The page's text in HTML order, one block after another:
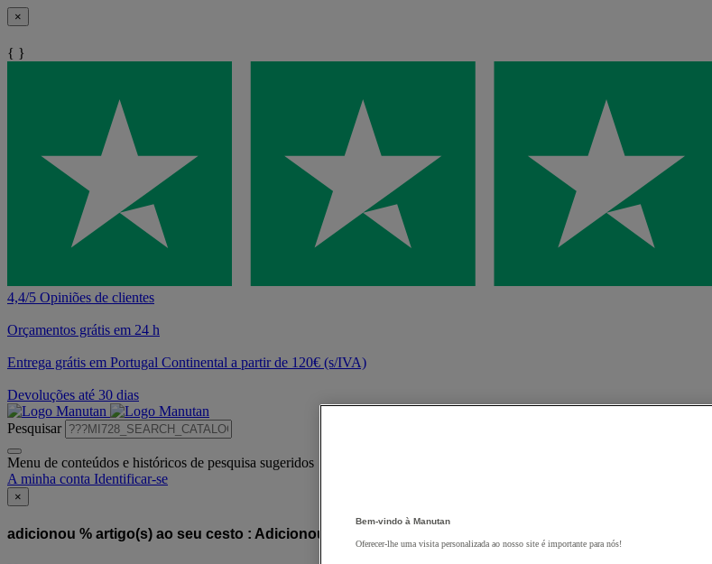
×
{ }
4,4/5 Opiniões de clientes
Orçamentos grátis em 24 h
Entrega grátis em Portugal Continental a partir de 120€ (s/IVA)
Devoluções até 30 dias
Pesquisar
Menu de conteúdos e históricos de pesquisa sugeridos
A minha conta Identificar-se
×
adicionou % artigo(s) ao seu cesto : Adicionou este artigo ao seu cesto :
Bem-vindo à Manutan
Oferecer-lhe uma visita personalizada ao nosso site é importante para nós!